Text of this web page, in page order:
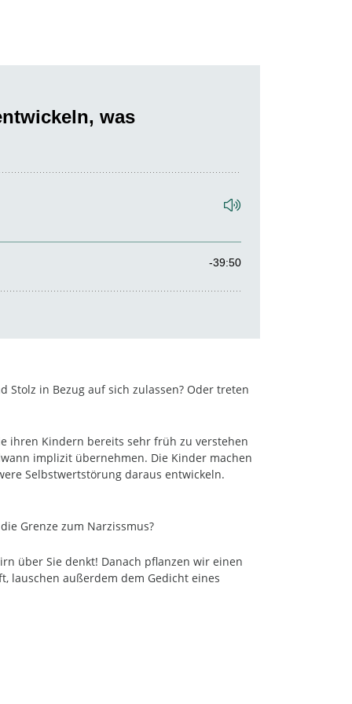
in Bezug auf sich zulassen? Oder treten
ihren Kindern bereits sehr früh zu verstehen
implizit übernehmen. Die Kinder machen
Selbstwertstörung daraus entwickeln.
Grenze zum Narzissmus?
über Sie denkt! Danach pflanzen wir einen
lauschen außerdem dem Gedicht eines